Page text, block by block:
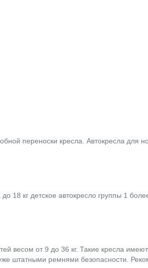
переноски кресла. Автокресла для
18 кг детское автокресло группы 1
весом от 9 до 36 кг. Такие кресла
штатными ремнями безопасности.